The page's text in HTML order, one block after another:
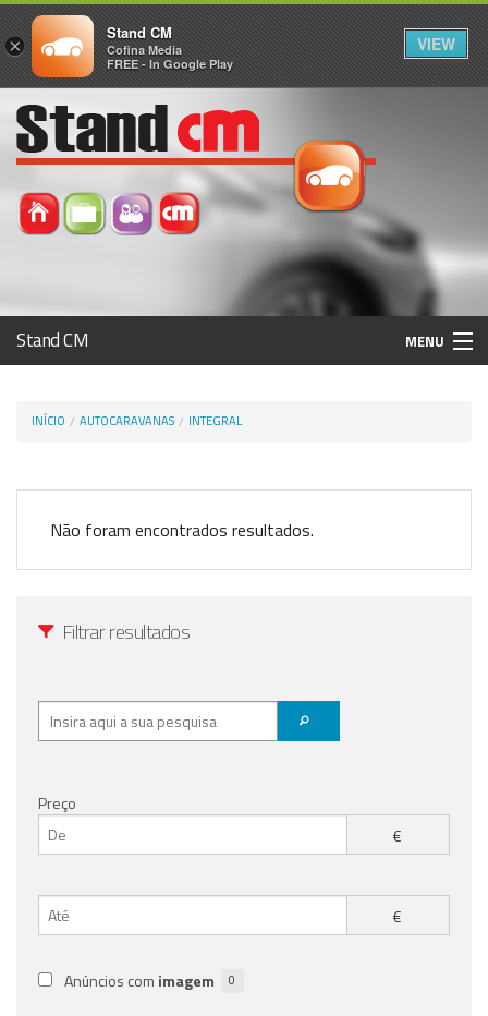
Stand CM MENU
Registo / Login
Anunciar Agora
INÍCIO AUTOCARAVANAS INTEGRAL
Não foram encontrados resultados.
Filtrar resultados
Preço
€
€
Anúncios com imagem 0
×
Stand CM
Cofina Media
FREE - In Google Play
VIEW